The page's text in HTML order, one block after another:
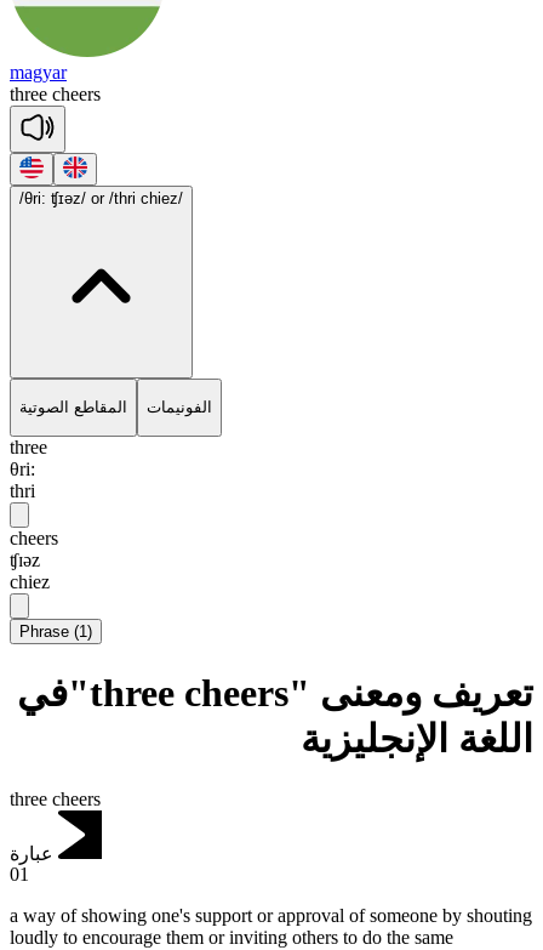
magyar
three cheers
/θri: ʧɪəz/ or /thri chiez/
المقاطع الصوتية الفونيمات
three
θri:
thri
cheers
ʧɪəz
chiez
Phrase (1)
تعريف ومعنى "three cheers"في
اللغة الإنجليزية
three cheers
عبارة
01
a way of showing one's support or approval of someone by shouting
loudly to encourage them or inviting others to do the same